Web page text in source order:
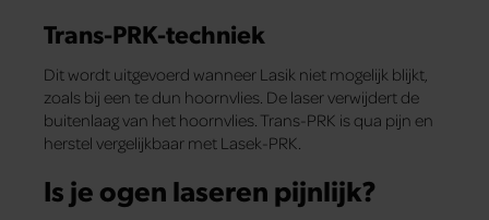
Trans-PRK-techniek
Dit wordt uitgevoerd wanneer Lasik niet mogelijk blijkt,
zoals bij een te dun hoornvlies. De laser verwijdert de
buitenlaag van het hoornvlies. Trans-PRK is qua pijn en
herstel vergelijkbaar met Lasek-PRK.
Is je ogen laseren pijnlijk?